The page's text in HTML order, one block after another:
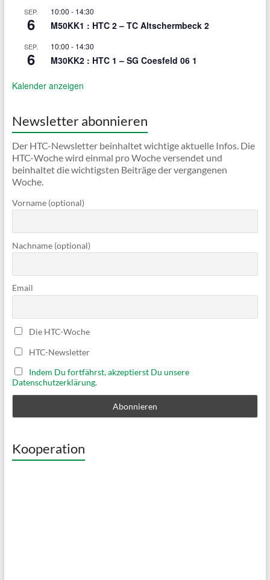
SEP.
6
10:00 - 14:30
M50KK1 : HTC 2 – TC Altschermbeck 2
SEP.
6
10:00 - 14:30
M30KK2 : HTC 1 – SG Coesfeld 06 1
Kalender anzeigen
Newsletter abonnieren
Der HTC-Newsletter beinhaltet wichtige aktuelle Infos. Die
HTC-Woche wird einmal pro Woche versendet und
beinhaltet die wichtigsten Beiträge der vergangenen
Woche.
Vorname (optional)
Nachname (optional)
Email
Die HTC-Woche
HTC-Newsletter
Indem Du fortfährst, akzeptierst Du unsere
Datenschutzerklärung.
Kooperation